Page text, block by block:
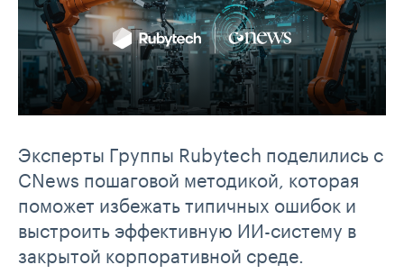
Эксперты Группы Rubytech поделились с
CNews пошаговой методикой, которая
поможет избежать типичных ошибок и
выстроить эффективную ИИ-систему в
закрытой корпоративной среде.